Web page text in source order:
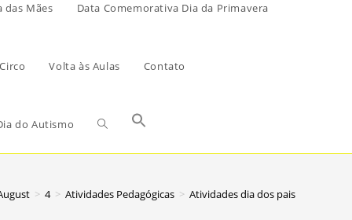
das Mães Data Comemorativa Dia da Primavera
Volta às Aulas Contato
do Autismo
> 4 > Atividades Pedagógicas > Atividades dia dos pais